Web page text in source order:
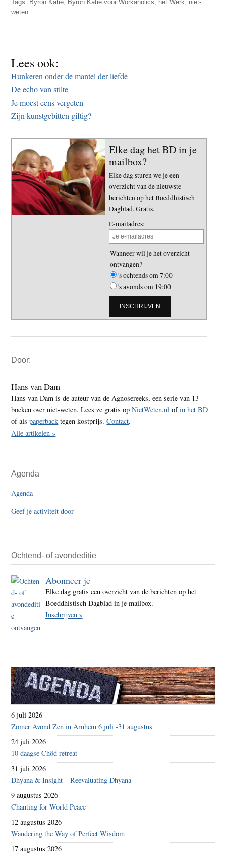
Tags: Byron Katie, Byron Katie voor Workaholics, het Werk, niet-
weten
Lees ook:
Hunkeren onder de mantel der liefde
De echo van stilte
Je moest eens vergeten
Zijn kunstgebitten giftig?
Elke dag het BD in je
mailbox?
Elke dag sturen we je een
overzicht van de nieuwste
berichten op het Boeddhistisch
Dagblad. Gratis.
E-mailadres:
Wanneer wil je het overzicht
ontvangen?
's ochtends om 7:00
's avonds om 19:00
Sidebar
Door:
Hans van Dam
Hans van Dam is de auteur van de Agnosereeks, een serie van 13
boeken over niet-weten. Lees ze gratis opNietWeten.nl ofin het BD
of alspaperback tegen kostprijs.Contact.
Alle artikelen »
Agenda
Agenda
Geef je activiteit door
Ochtend- of avondeditie
Abonneer je
Elke dag gratis een overzicht van de berichten op het
Boeddhistisch Dagblad in je mailbox.
Inschrijven »
6 juli 2026
Zomer Avond Zen in Arnhem 6 juli -31 augustus
24 juli 2026
10 daagse Chöd retreat
31 juli 2026
Dhyana & Insight – Reevaluating Dhyana
9 augustus 2026
Chanting for World Peace
12 augustus 2026
Wandering the Way of Perfect Wisdom
17 augustus 2026